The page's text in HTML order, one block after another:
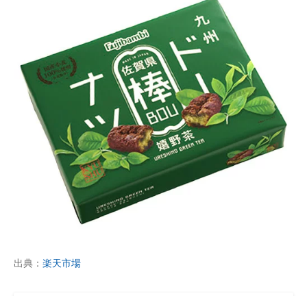
出典： 楽天市場